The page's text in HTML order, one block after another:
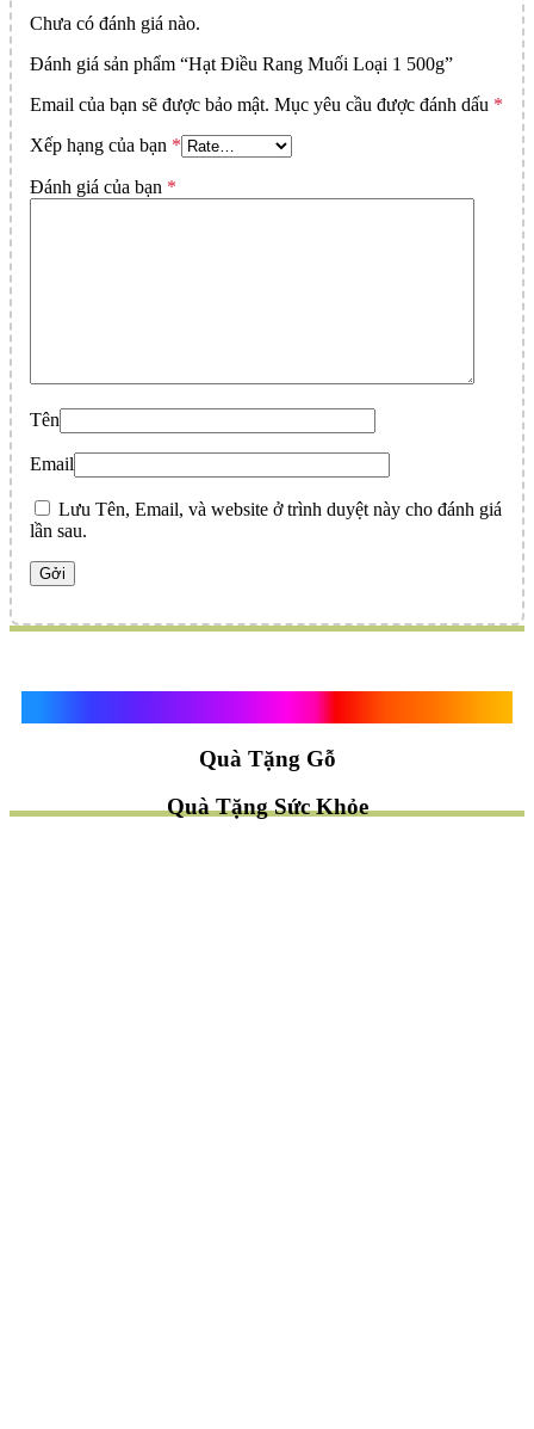
Chưa có đánh giá nào.
Đánh giá sản phẩm “Hạt Điều Rang Muối Loại 1 500g”
Email của bạn sẽ được bảo mật. Mục yêu cầu được đánh dấu *
Xếp hạng của bạn *
Đánh giá của bạn *
Tên
Email
Lưu Tên, Email, và website ở trình duyệt này cho đánh giá
lần sau.
Quà Tặng Gỗ
Quà Tặng Sức Khỏe